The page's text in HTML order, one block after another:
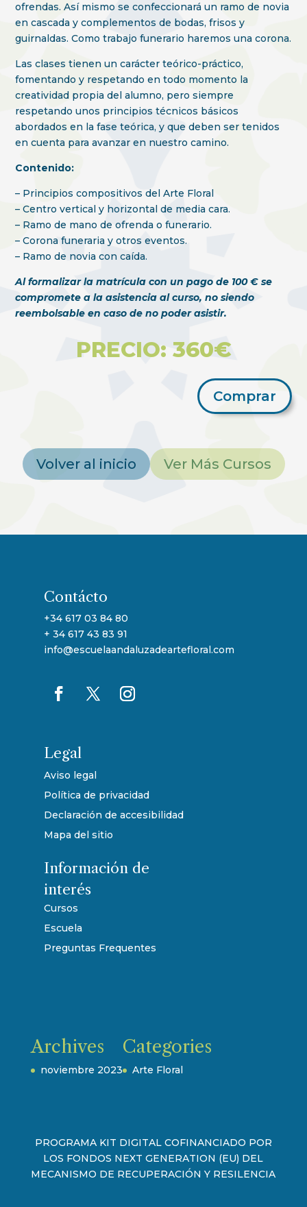
ofrendas. Así mismo se confeccionará un ramo de novia
en cascada y complementos de bodas, frisos y
guirnaldas. Como trabajo funerario haremos una corona.
Las clases tienen un carácter teórico-práctico,
fomentando y respetando en todo momento la
creatividad propia del alumno, pero siempre
respetando unos principios técnicos básicos
abordados en la fase teórica, y que deben ser tenidos
en cuenta para avanzar en nuestro camino.
Contenido:
– Principios compositivos del Arte Floral
– Centro vertical y horizontal de media cara.
– Ramo de mano de ofrenda o funerario.
– Corona funeraria y otros eventos.
– Ramo de novia con caída.
Al formalizar la matrícula con un pago de 100 € se
compromete a la asistencia al curso, no siendo
reembolsable en caso de no poder asistir.
PRECIO: 360€
Comprar
Volver al inicio Ver Más Cursos
Contácto
+34 617 03 84 80
+ 34 617 43 83 91
info@escuelaandaluzadeartefloral.com
Legal
Aviso legal
Política de privacidad
Declaración de accesibilidad
Mapa del sitio
Información de
interés
Cursos
Escuela
Preguntas Frequentes
Archives
noviembre 2023
Categories
Arte Floral
PROGRAMA KIT DIGITAL COFINANCIADO POR
LOS FONDOS NEXT GENERATION (EU) DEL
MECANISMO DE RECUPERACIÓN Y RESILENCIA